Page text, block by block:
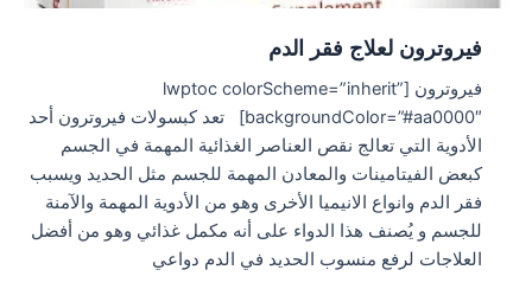
فيروترون لعلاج فقر الدم
فيروترون [lwptoc colorScheme=”inherit”
backgroundColor=”#aa0000″] تعد كبسولات فيروترون أحد
الأدوية التي تعالج نقص العناصر الغذائية المهمة في الجسم
كبعض الفيتامينات والمعادن المهمة للجسم مثل الحديد ويسبب
فقر الدم وانواع الانيميا الأخرى وهو من الأدوية المهمة والآمنة
للجسم و يُصنف هذا الدواء على أنه مكمل غذائي وهو من أفضل
العلاجات لرفع منسوب الحديد في الدم دواعي